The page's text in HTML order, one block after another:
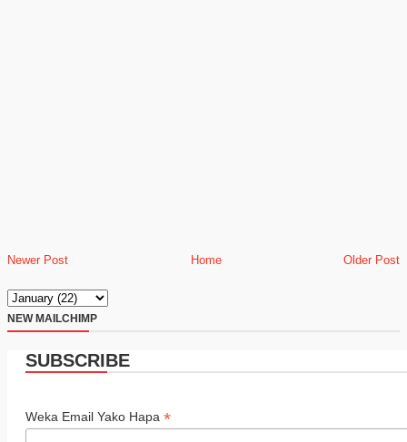
Newer Post Older Post
Home
NEW MAILCHIMP
SUBSCRIBE
Weka Email Yako Hapa *